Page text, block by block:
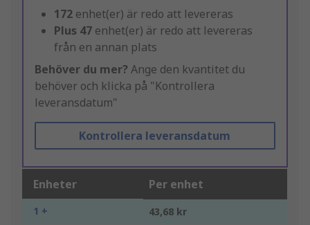
172 enhet(er) är redo att levereras
Plus 47 enhet(er) är redo att levereras
från en annan plats
Behöver du mer? Ange den kvantitet du
behöver och klicka på "Kontrollera
leveransdatum"
Kontrollera leveransdatum
Enheter Per enhet
1 + 43,68 kr